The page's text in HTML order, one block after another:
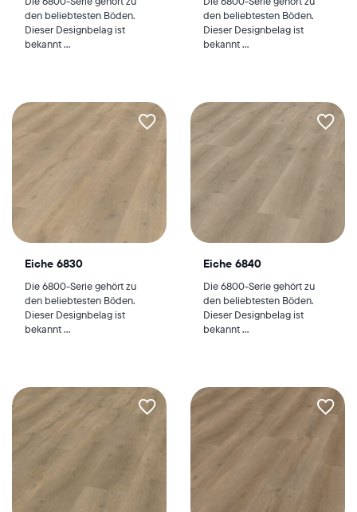
den beliebtesten Böden.
Dieser Designbelag ist
bekannt ...
den beliebtesten Böden.
Dieser Designbelag ist
bekannt ...
Eiche 6830
Die 6800-Serie gehört zu
den beliebtesten Böden.
Dieser Designbelag ist
bekannt ...
Eiche 6840
Die 6800-Serie gehört zu
den beliebtesten Böden.
Dieser Designbelag ist
bekannt ...